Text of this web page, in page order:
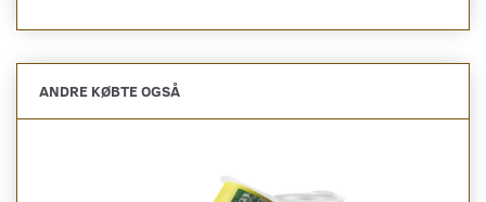
ANDRE KØBTE OGSÅ